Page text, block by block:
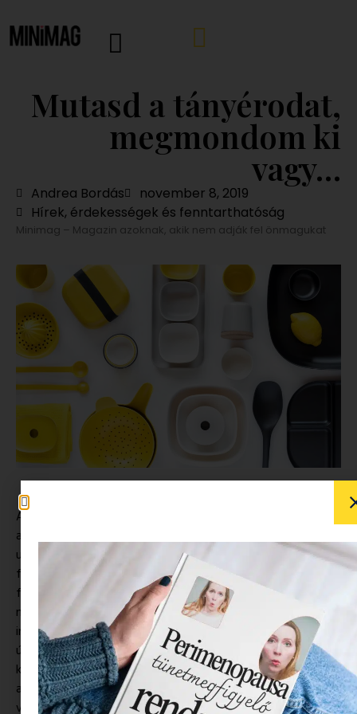
Mutasd a tányérodat,
megmondom ki
vagy…
Andrea Bordás
november 8, 2019
Hírek, érdekességek és fenntarthatóság
Minimag – Magazin azoknak, akik nem adják fel önmagukat
Amikor eljutunk a hozzátáplálás időszakához, nem csak
azon kell elgondolkodni, hogy melyik iskolát követjük (van
ugye a klasszikus bevezetős módszer, meg a blw, azaz
falatkás), hanem azon is, hogy miből fog enni szemünk
fénye. Egy biztos: szükségünk lesz
megfelelő tányérokra, poharakba, evőeszközökre. És
innentől kezdvenincs megállás
, ahogy nő a gyerek, újra és
újra szembesülni fogunk vele, hogy mindig van egy
következő szint, atányérután jön arágcsatartó, majd
az esti kakaósbögre , és a suliba is vinni kell a tízórait
valamibe.